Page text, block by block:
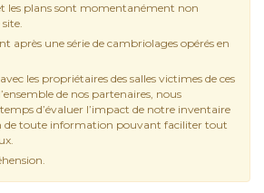
les plans sont momentanément non
après une série de cambriolages opérés en
les propriétaires des salles victimes de ces
de nos partenaires, nous
d’évaluer l’impact de notre inventaire
de toute information pouvant faciliter tout